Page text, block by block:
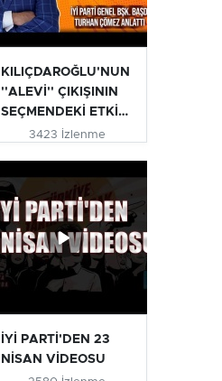
KILIÇDAROĞLU'NUN
''ALEVİ'' ÇIKIŞININ
SEÇMENDEKİ ETKİSİ
3423 İzlenme
İYİ PARTİ'DEN 23
NİSAN VİDEOSU